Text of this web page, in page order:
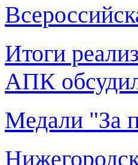
Итоги
АПК
Медали "За